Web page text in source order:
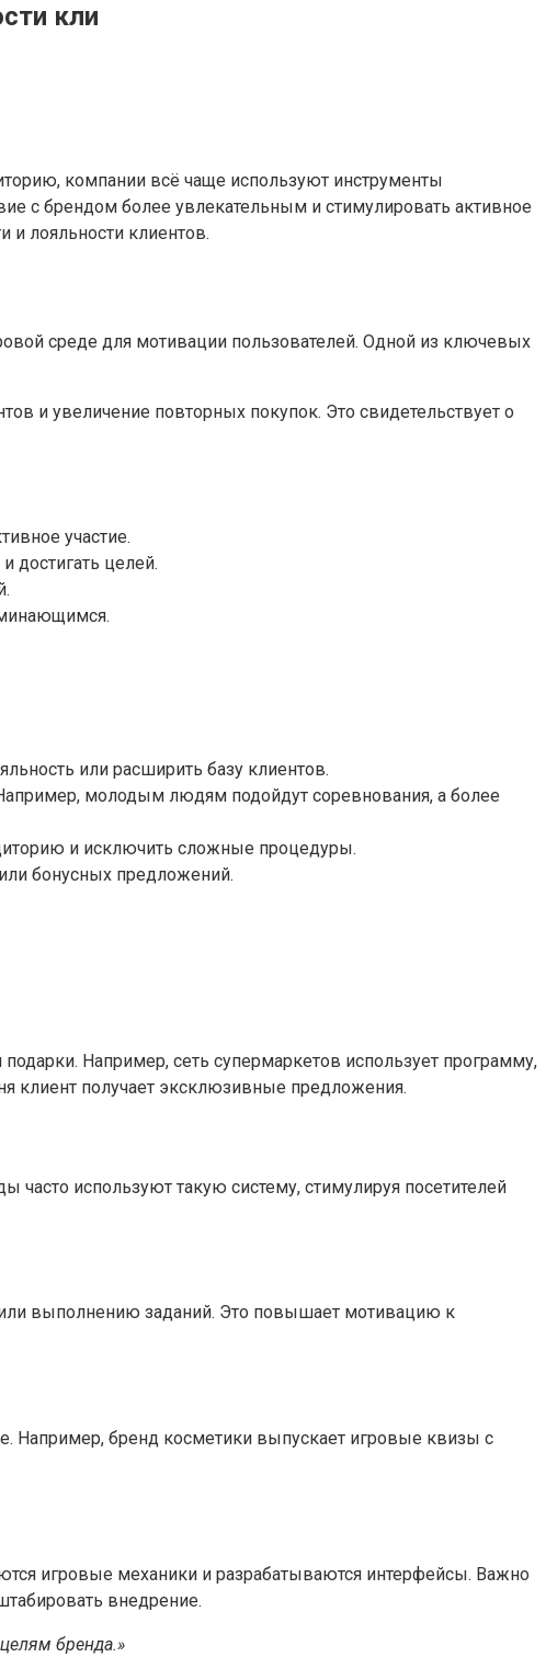
кли
компании всё чаще используют инструменты
с брендом более увлекательным и стимулировать активное
лояльности клиентов.
среде для мотивации пользователей. Одной из ключевых
и увеличение повторных покупок. Это свидетельствует о
участие.
достигать целей.
или расширить базу клиентов.
молодым людям подойдут соревнования, а более
и исключить сложные процедуры.
бонусных предложений.
Например, сеть супермаркетов использует программу,
клиент получает эксклюзивные предложения.
используют такую систему, стимулируя посетителей
выполнению заданий. Это повышает мотивацию к
Например, бренд косметики выпускает игровые квизы с
игровые механики и разрабатываются интерфейсы. Важно
внедрение.
бренда.»